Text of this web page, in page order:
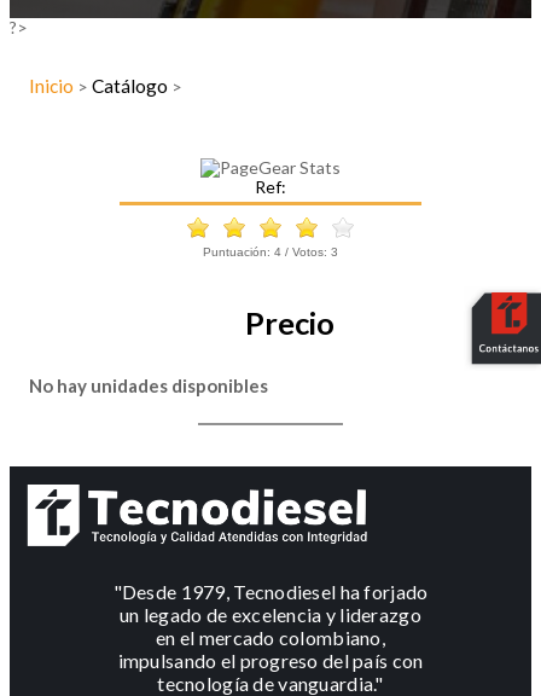
?>
Inicio > Catálogo >
Ref:
Puntuación: 4 / Votos: 3
Precio
No hay unidades disponibles
"Desde 1979, Tecnodiesel ha forjado
un legado de excelencia y liderazgo
en el mercado colombiano,
impulsando el progreso del país con
tecnología de vanguardia."